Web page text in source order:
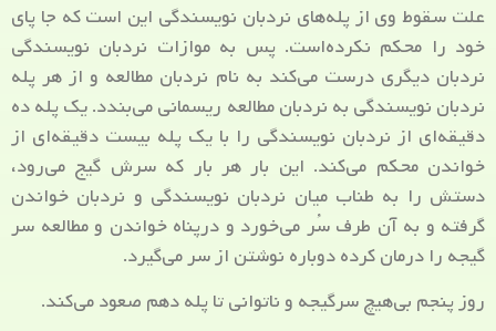
علت سقوط وی از پله‌های نردبان نویسندگی این است که جا پای
خود را محکم نکرده‌است. پس به موازات نردبان نویسندگی
نردبان دیگری درست می‌کند به نام نردبان مطالعه و از هر پله
نردبان نویسندگی به نردبان مطالعه ریسمانی می‌بندد. یک پله ده
دقیقه‌ای از نردبان نویسندگی را با یک پله بیست دقیقه‌ای از
خواندن محکم می‌کند. این بار هر بار که سرش گیج می‌رود،
دستش را به طناب میان نردبان نویسندگی و نردبان خواندن
گرفته و به آن طرف سُر می‌خورد و درپناه خواندن و مطالعه سر
گیجه را درمان کرده دوباره نوشتن از سر می‌گیرد.
روز پنجم بی‌هیچ سرگیجه و ناتوانی تا پله دهم صعود می‌کند.